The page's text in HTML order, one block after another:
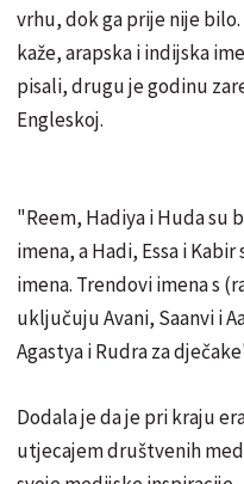
vrhu, dok ga prije nije
kaže, arapska i indijska
pisali, drugu je godinu
Engleskoj.
"Reem, Hadiya i Huda su
imena, a Hadi, Essa i
imena. Trendovi imena s
uključuju Avani, Saanvi i
Agastya i Rudra za
Dodala je da je pri kraju
utjecajem društvenih